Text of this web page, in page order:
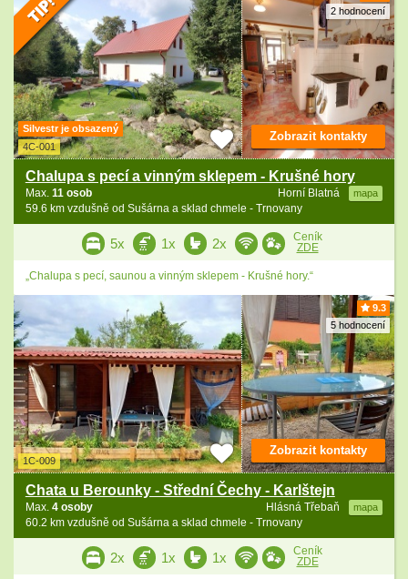
2 hodnocení
Silvestr je obsazený
4C-001
Chalupa s pecí a vinným sklepem - Krušné hory
Horní Blatná mapa
Max. 11 osob
59.6 km vzdušně od Sušárna a sklad chmele - Trnovany
Zobrazit kontakty
5x 1x 2x
Ceník
ZDE
„Chalupa s pecí, saunou a vinným sklepem - Krušné hory.“
9.3
5 hodnocení
1C-009
Chata u Berounky - Střední Čechy - Karlštejn
Hlásná Třebaň mapa
Max. 4 osoby
60.2 km vzdušně od Sušárna a sklad chmele - Trnovany
Zobrazit kontakty
2x 1x 1x
Ceník
ZDE